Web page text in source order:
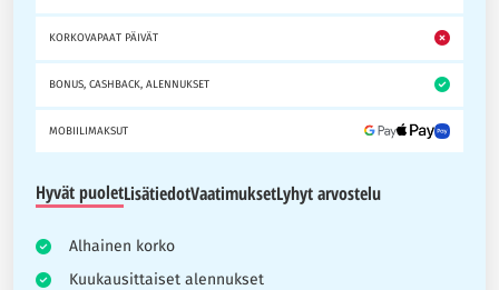
KORKOVAPAAT PÄIVÄT
BONUS, CASHBACK, ALENNUKSET
MOBIILIMAKSUT
Hyvät puoletLisätiedotVaatimuksetLyhyt arvostelu
Alhainen korko
Kuukausittaiset alennukset